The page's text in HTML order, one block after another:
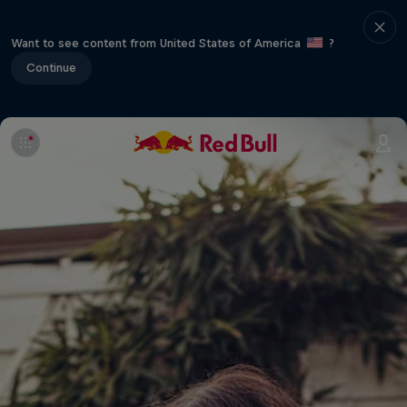
Want to see content from United States of America
?
Continue